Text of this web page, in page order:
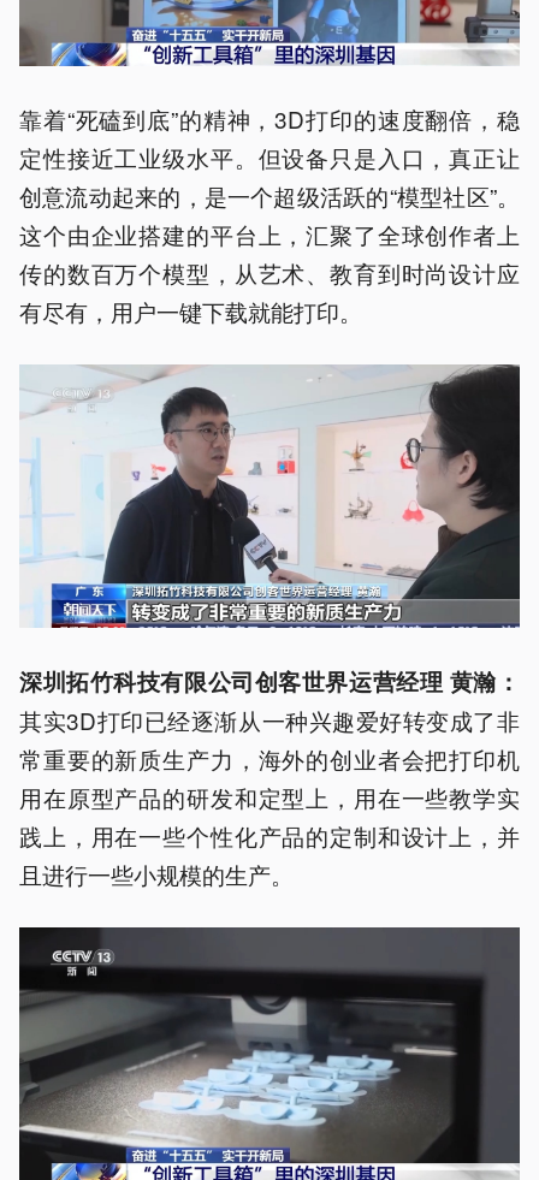
靠着“死磕到底”的精神，3D打印的速度翻倍，稳
定性接近工业级水平。但设备只是入口，真正让
创意流动起来的，是一个超级活跃的“模型社区”。
这个由企业搭建的平台上，汇聚了全球创作者上
传的数百万个模型，从艺术、教育到时尚设计应
有尽有，用户一键下载就能打印。
深圳拓竹科技有限公司创客世界运营经理 黄瀚 ：
其实3D打印已经逐渐从一种兴趣爱好转变成了非
常重要的新质生产力，海外的创业者会把打印机
用在原型产品的研发和定型上，用在一些教学实
践上，用在一些个性化产品的定制和设计上，并
且进行一些小规模的生产。